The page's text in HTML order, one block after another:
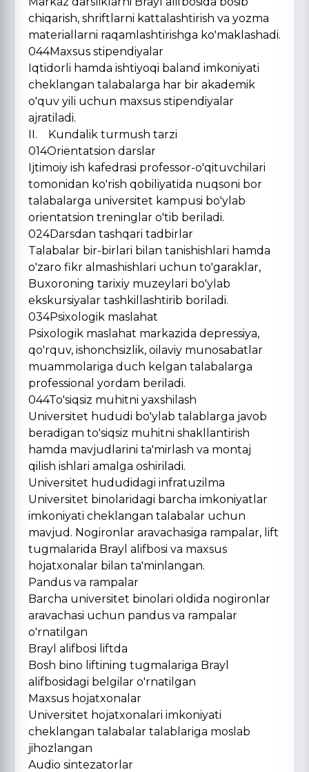
chiqarish, shriftlarni kattalashtirish va yozma
materiallarni raqamlashtirishga ko'maklashadi.
044Maxsus stipendiyalar
Iqtidorli hamda ishtiyoqi baland imkoniyati
cheklangan talabalarga har bir akademik
o'quv yili uchun maxsus stipendiyalar
ajratiladi.
II. Kundalik turmush tarzi
014Orientatsion darslar
Ijtimoiy ish kafedrasi professor-o'qituvchilari
tomonidan ko'rish qobiliyatida nuqsoni bor
talabalarga universitet kampusi bo'ylab
orientatsion treninglar o'tib beriladi.
024Darsdan tashqari tadbirlar
Talabalar bir-birlari bilan tanishishlari hamda
o'zaro fikr almashishlari uchun to'garaklar,
Buxoroning tarixiy muzeylari bo'ylab
ekskursiyalar tashkillashtirib boriladi.
034Psixologik maslahat
Psixologik maslahat markazida depressiya,
qo'rquv, ishonchsizlik, oilaviy munosabatlar
muammolariga duch kelgan talabalarga
professional yordam beriladi.
044To'siqsiz muhitni yaxshilash
Universitet hududi bo'ylab talablarga javob
beradigan to'siqsiz muhitni shakllantirish
hamda mavjudlarini ta'mirlash va montaj
qilish ishlari amalga oshiriladi.
Universitet hududidagi infratuzilma
Universitet binolaridagi barcha imkoniyatlar
imkoniyati cheklangan talabalar uchun
mavjud. Nogironlar aravachasiga rampalar, lift
tugmalarida Brayl alifbosi va maxsus
hojatxonalar bilan ta'minlangan.
Pandus va rampalar
Barcha universitet binolari oldida nogironlar
aravachasi uchun pandus va rampalar
o'rnatilgan
Brayl alifbosi liftda
Bosh bino liftining tugmalariga Brayl
alifbosidagi belgilar o'rnatilgan
Maxsus hojatxonalar
Universitet hojatxonalari imkoniyati
cheklangan talabalar talablariga moslab
jihozlangan
Audio sintezatorlar